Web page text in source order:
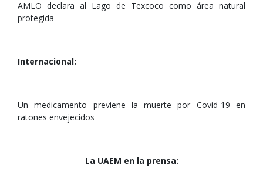
AMLO declara al Lago de Texcoco como área natural
protegida
Internacional:
Un medicamento previene la muerte por Covid-19 en
ratones envejecidos
La UAEM en la prensa: